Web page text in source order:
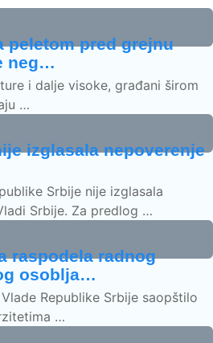
peletom pred grejnu
neg…
i dalje visoke, građani širom
…
izglasala nepoverenje
Srbije nije izglasala
Srbije. Za predlog …
raspodela radnog
osoblja…
Republike Srbije saopštilo
…